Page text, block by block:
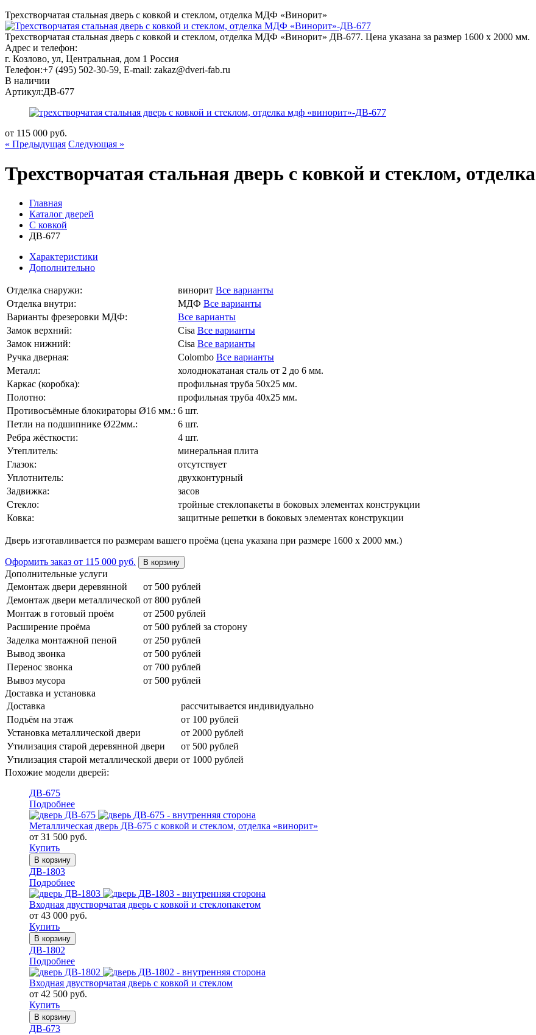
Трехстворчатая стальная дверь с ковкой и стеклом, отделка МДФ «Винорит»
Трехстворчатая стальная дверь с ковкой и стеклом, отделка МДФ «Винорит» ДВ-677. Цена указана за размер 1600 x 2000 мм.
Адрес и телефон:
г. Козлово, ул, Центральная, дом 1 Россия
Телефон:+7 (495) 502-30-59, E-mail: zakaz@dveri-fab.ru
В наличии
Артикул:ДВ-677
от 115 000 руб.
« Предыдущая Следующая »
Трехстворчатая стальная дверь с ковкой и стеклом,
Главная
Каталог дверей
С ковкой
ДВ-677
Характеристики
Дополнительно
Отделка снаружи: винорит Все варианты
Отделка внутри:
МДФ Все варианты
Варианты фрезеровки МДФ:
Все варианты
Замок верхний:
Cisa Все варианты
Замок нижний:
Cisa Все варианты
Ручка дверная:
Colombo Все варианты
Металл:
холоднокатаная сталь от 2 до 6 мм.
Каркас (коробка):
профильная труба 50х25 мм.
Полотно:
профильная труба 40х25 мм.
Противосъёмные блокираторы Ø16 мм.: 6 шт.
Петли на подшипнике Ø22мм.:
6 шт.
Ребра жёсткости:
4 шт.
Утеплитель:
минеральная плита
Глазок:
отсутствует
Уплотнитель:
двухконтурный
Задвижка:
засов
Стекло:
тройные стеклопакеты в боковых элементах конструкции
Ковка:
защитные решетки в боковых элементах конструкции
Дверь изготавливается по размерам вашего проёма (цена указана при размере 1600 x 2000 мм.)
Оформить заказ от 115 000 руб. В корзину
Дополнительные услуги
Демонтаж двери деревянной
от 500 рублей
Демонтаж двери металлической от 800 рублей
Монтаж в готовый проём
от 2500 рублей
Расширение проёма
от 500 рублей за сторону
Заделка монтажной пеной
от 250 рублей
Вывод звонка
от 500 рублей
Перенос звонка
от 700 рублей
Вывоз мусора
от 500 рублей
Доставка и установка
Доставка
рассчитывается индивидуально
Подъём на этаж
от 100 рублей
Установка металлической двери
от 2000 рублей
Утилизация старой деревянной двери
от 500 рублей
Утилизация старой металлической двери от 1000 рублей
Похожие модели дверей:
ДВ-675
Подробнее
Металлическая дверь ДВ-675 с ковкой и стеклом, отделка «винорит»
от 31 500 руб.
Купить
В корзину
ДВ-1803
Подробнее
Входная двустворчатая дверь с ковкой и стеклопакетом
от 43 000 руб.
Купить
В корзину
ДВ-1802
Подробнее
Входная двустворчатая дверь с ковкой и стеклом
от 42 500 руб.
Купить
В корзину
ДВ-673